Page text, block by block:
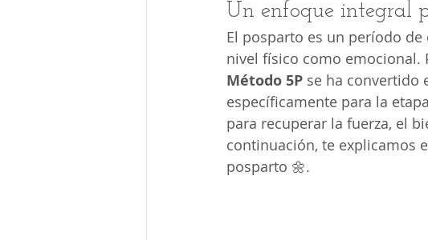
Un enfoque integral
El posparto es un período
nivel físico como emocional.
Método 5P se ha convertido
específicamente para la
para recuperar la fuerza, el
continuación, te explicamos
posparto 🌼.